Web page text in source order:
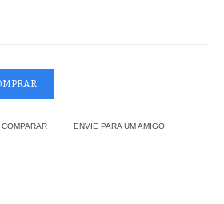
COMPARAR ENVIE PARA UM AMIGO